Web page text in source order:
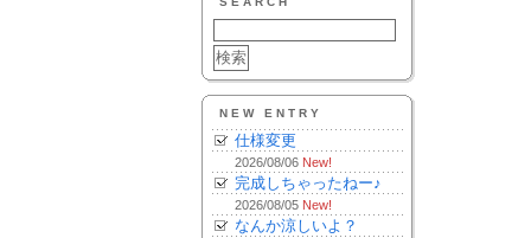
NEW ENTRY
仕様変更
2026/08/06 New!
完成しちゃったねー♪
2026/08/05 New!
なんか涼しいよ？